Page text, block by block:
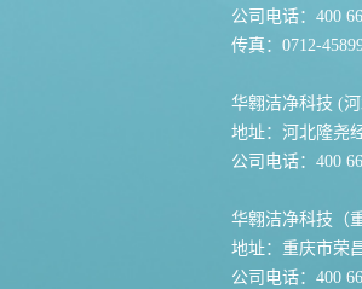
公司电话：400
传真：0712-
华翱洁净科技 (
地址：河北隆尧
公司电话：400
华翱洁净科技（
地址：重庆市荣
公司电话：400